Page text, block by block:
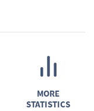
MORE
STATISTICS